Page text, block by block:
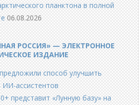
планктона в полной
06.08.2026
РОССИЯ» — ЭЛЕКТРОННОЕ
ИЗДАНИЕ
способ улучшить
ИИ-ассистентов
представит «Лунную базу» на